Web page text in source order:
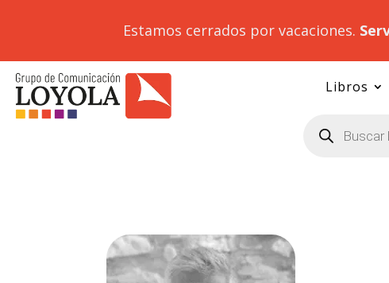
Estamos cerrados por vacaciones.
Libros
productos